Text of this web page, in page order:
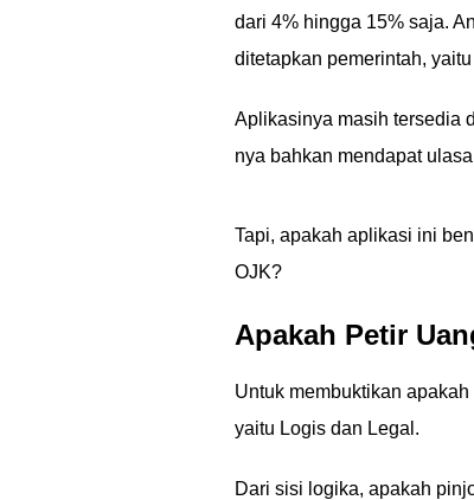
dari 4% hingga 15% saja.
ditetapkan pemerintah,
Aplikasinya masih tersedia
nya bahkan mendapat
Tapi, apakah aplikasi ini
OJK?
Apakah Petir
Untuk membuktikan
yaitu Logis dan Legal.
Dari sisi logika, apakah